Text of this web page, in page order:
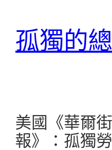
孤獨的
美國《華爾
報》：孤獨